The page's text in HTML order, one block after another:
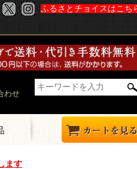
ふるさとチョイスはこち
わせ
ます